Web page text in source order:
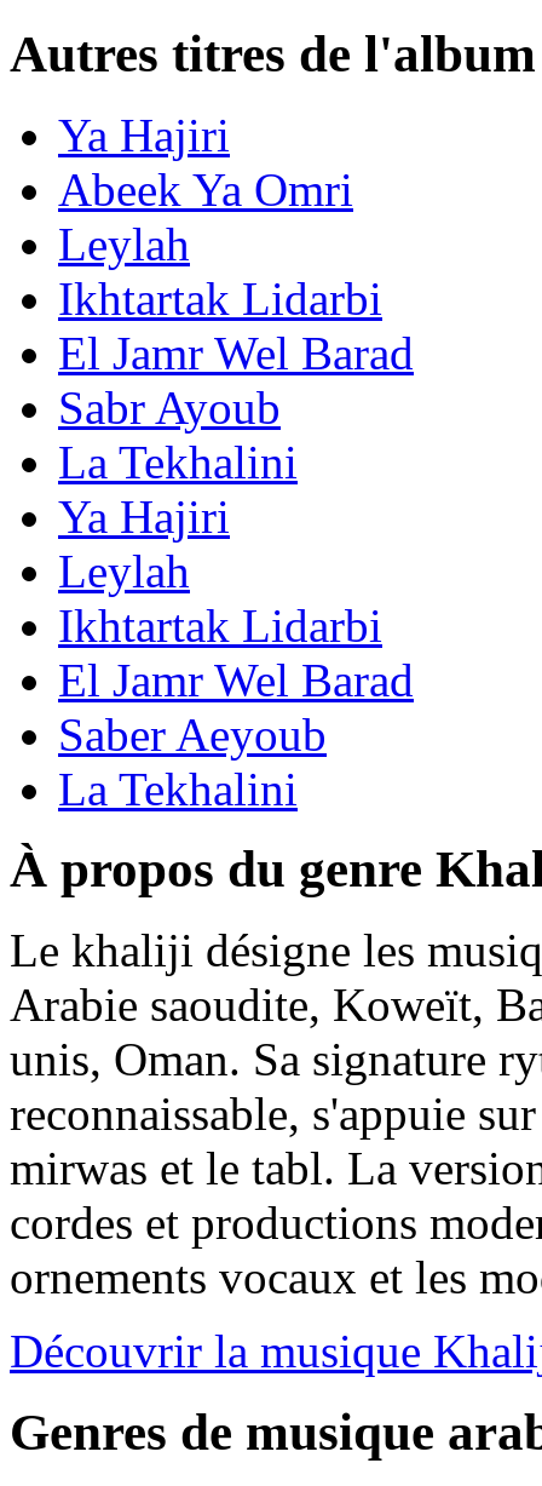
Autres titres de
Ya Hajiri
Abeek Ya Omri
Leylah
Ikhtartak Lidarbi
El Jamr Wel Barad
Sabr Ayoub
La Tekhalini
Ya Hajiri
Leylah
Ikhtartak Lidarbi
El Jamr Wel Barad
Saber Aeyoub
La Tekhalini
À propos du genre
Le khaliji désigne les
Arabie saoudite, Koweït,
unis, Oman. Sa signature
reconnaissable, s'appuie
mirwas et le tabl. La
cordes et productions
ornements vocaux et les
Découvrir la musique
Genres de musique